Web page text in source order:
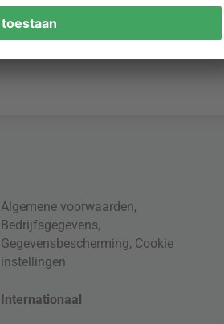
Algemene voorwaarden,
Bedrijfsgegevens,
Gegevensbescherming, Cookie
instellingen
Internationaal